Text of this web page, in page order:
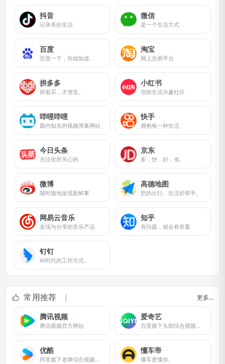
抖音
记录美好生活
微信
是一个生活方式
百度
百度一下，你就知道。
淘宝
网上交易平台
拼多多
拼着买，才便宜。
小红书
你的生活兴趣社区
哔哩哔哩
国内知名的视频弹幕网站
快手
拥抱每一种生活
今日头条
关注你所关心的
京东
多，快，好，省。
微博
随时随地发现新鲜事
高德地图
您的出行、生活好帮手。
网易云音乐
发现与分享的音乐产品
知乎
有问题，就会有答案
钉钉
AI时代的工作方式。
常用推荐 更多…
腾讯视频
腾讯视频官方网站
爱奇艺
百度旗下头部综合视频流媒体平台
优酷
阿里旗下老牌综合视频流媒体平台
懂车帝
懂车更懂你。